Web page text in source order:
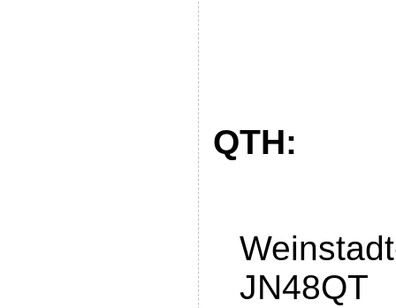
QTH:
JN48QT